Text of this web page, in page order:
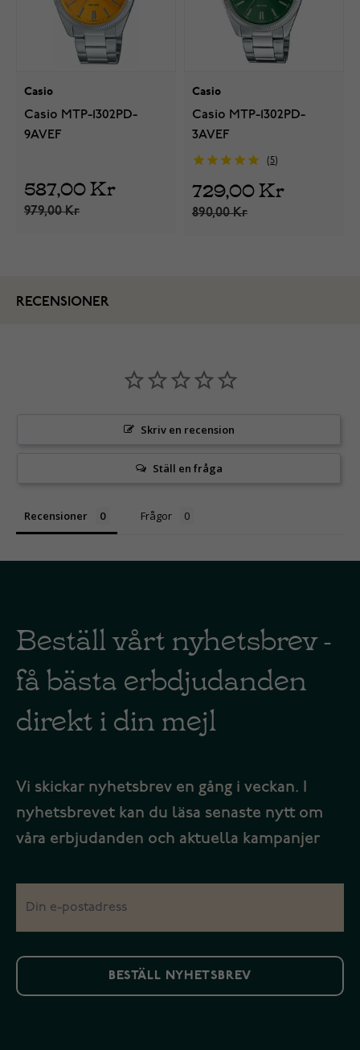
Casio
Casio MTP-1302PD-
9AVEF
587,00 Kr
979,00 Kr
Casio
Casio MTP-1302PD-
3AVEF
5
729,00 Kr
890,00 Kr
RECENSIONER
Skriv en recension
Ställ en fråga
Recensioner Frågor
Beställ vårt nyhetsbrev -
få bästa erbdjudanden
direkt i din mejl
Vi skickar nyhetsbrev en gång i veckan. I
nyhetsbrevet kan du läsa senaste nytt om
våra erbjudanden och aktuella kampanjer
BESTÄLL NYHETSBREV